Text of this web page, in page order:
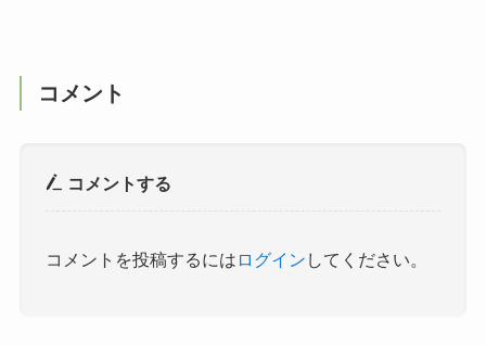
コメント
コメントする
コメントを投稿するには ログイン してください。